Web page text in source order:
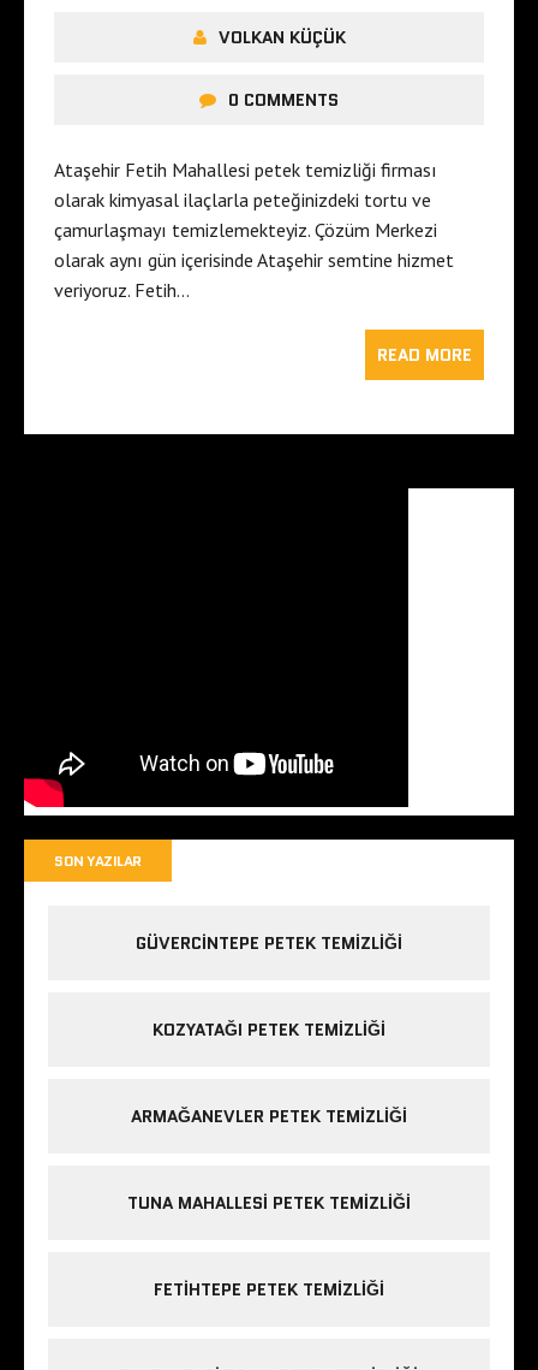
VOLKAN KÜÇÜK
0 COMMENTS
Ataşehir Fetih Mahallesi petek temizliği firması
olarak kimyasal ilaçlarla peteğinizdeki tortu ve
çamurlaşmayı temizlemekteyiz. Çözüm Merkezi
olarak aynı gün içerisinde Ataşehir semtine hizmet
veriyoruz. Fetih…
READ MORE
SON YAZILAR
GÜVERCINTEPE PETEK TEMIZLIĞI
KOZYATAĞI PETEK TEMIZLIĞI
ARMAĞANEVLER PETEK TEMIZLIĞI
TUNA MAHALLESI PETEK TEMIZLIĞI
FETIHTEPE PETEK TEMIZLIĞI